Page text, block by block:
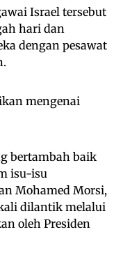
Israel tersebut
hari dan
dengan pesawat
mengenai
bertambah baik
isu-isu
Mohamed Morsi,
dilantik melalui
oleh Presiden